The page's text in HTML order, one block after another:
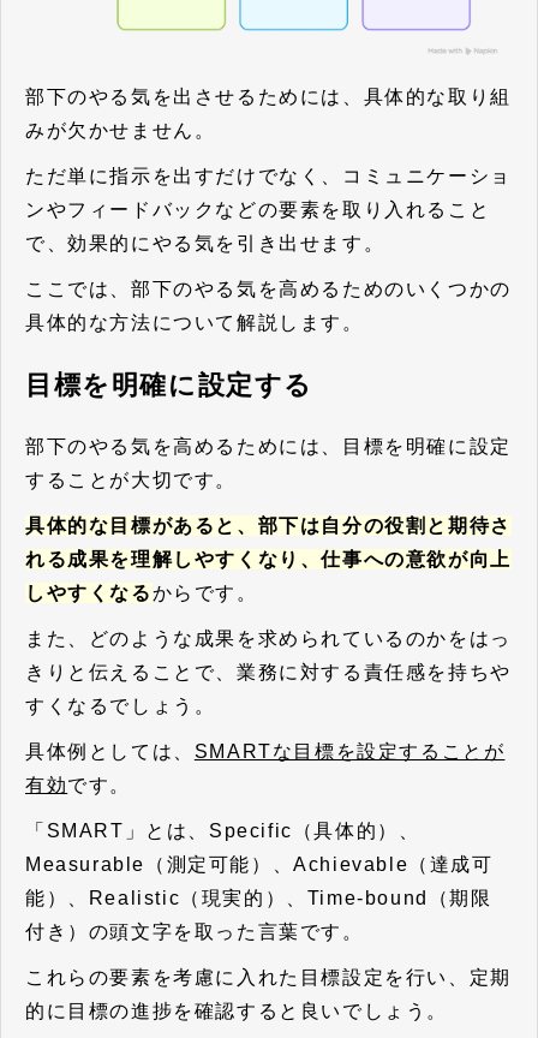
部下のやる気を出させるためには、具体的な取り組
みが欠かせません。
ただ単に指示を出すだけでなく、コミュニケーショ
ンやフィードバックなどの要素を取り入れること
で、効果的にやる気を引き出せます。
ここでは、部下のやる気を高めるためのいくつかの
具体的な方法について解説します。
目標を明確に設定する
部下のやる気を高めるためには、目標を明確に設定
することが大切です。
具体的な目標があると、部下は自分の役割と期待さ
れる成果を理解しやすくなり、仕事への意欲が向上
しやすくなるからです。
また、どのような成果を求められているのかをはっ
きりと伝えることで、業務に対する責任感を持ちや
すくなるでしょう。
具体例としては、 SMARTな目標を設定することが
有効です。
「SMART」とは、Specific（具体的）、
Measurable（測定可能）、Achievable（達成可
能）、Realistic（現実的）、Time-bound（期限
付き）の頭文字を取った言葉です。
これらの要素を考慮に入れた目標設定を行い、定期
的に目標の進捗を確認すると良いでしょう。